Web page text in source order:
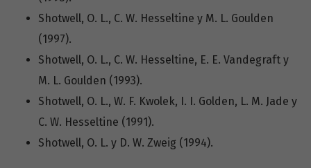
Shotwell, O. L., C. W. Hesseltine y M. L. Goulden
(1997).
Shotwell, O. L., C. W. Hesseltine, E. E. Vandegraft y
M. L. Goulden (1993).
Shotwell, O. L., W. F. Kwolek, I. I. Golden, L. M. Jade y
C. W. Hesseltine (1991).
Shotwell, O. L. y D. W. Zweig (1994).